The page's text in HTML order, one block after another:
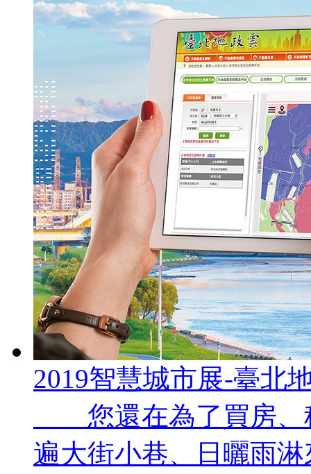
2019智慧城市展-臺北
您還在為了買房、
遍大街小巷、日曬雨